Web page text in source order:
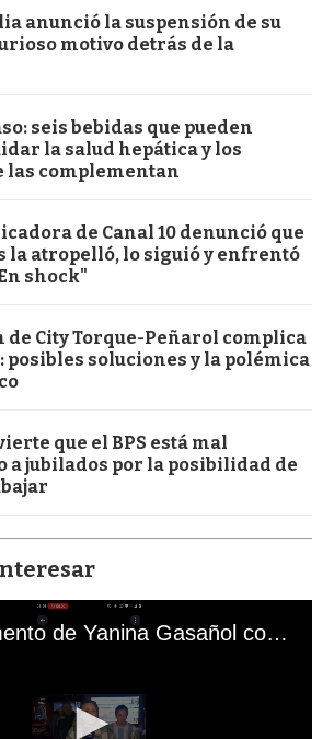
anunció la suspensión de su
motivo detrás de la
seis bebidas que pueden
la salud hepática y los
las complementan
de Canal 10 denunció que
la atropelló, lo siguió y enfrentó
shock"
de City Torque-Peñarol complica
posibles soluciones y la polémica
que el BPS está mal
a jubilados por la posibilidad de
El mal momento de Yanina Gasañol con un hincha argentino en "Subrayado"